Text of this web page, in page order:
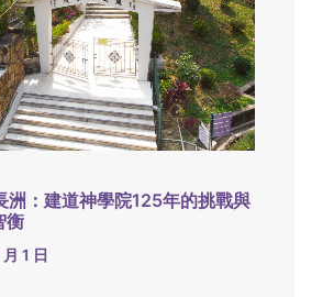
洲：建道神學院125年的挑戰與
衡
1 日